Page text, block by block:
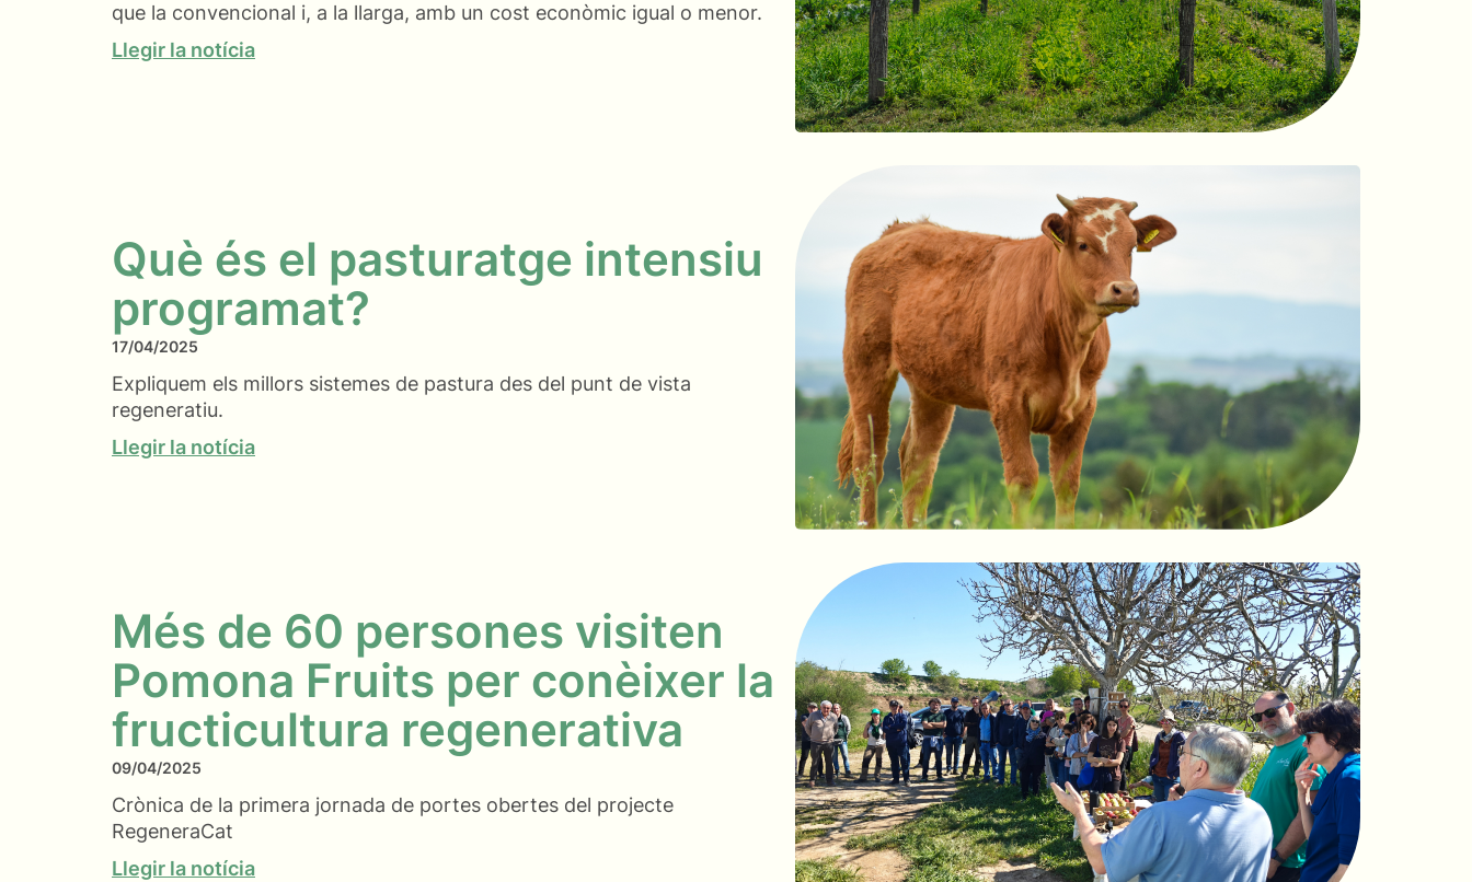
que la convencional i, a la llarga, amb un cost econòmic igual o menor.
Llegir la notícia
Què és el pasturatge intensiu
programat?
17/04/2025
Expliquem els millors sistemes de pastura des del punt de vista
regeneratiu.
Llegir la notícia
Més de 60 persones visiten
Pomona Fruits per conèixer la
fructicultura regenerativa
09/04/2025
Crònica de la primera jornada de portes obertes del projecte
RegeneraCat
Llegir la notícia